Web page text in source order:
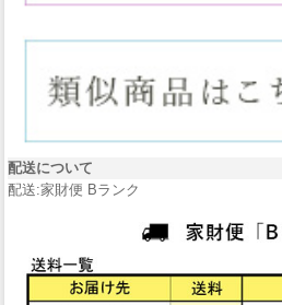
配送について
配送:家財便 Bランク